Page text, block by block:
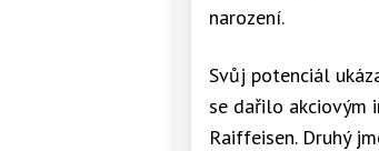
narození.
Svůj potenciál
se dařilo akciovým
Raiffeisen. Druhý